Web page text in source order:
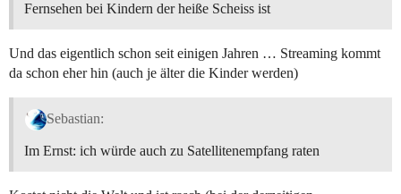
Fernsehen bei Kindern der heiße Scheiss ist
Und das eigentlich schon seit einigen Jahren … Streaming kommt
da schon eher hin (auch je älter die Kinder werden)
Sebastian:
Im Ernst: ich würde auch zu Satellitenempfang raten